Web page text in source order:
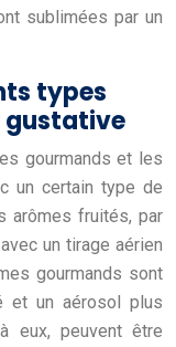
sublimées par un
types
gustative
gourmands et les
un certain type de
arômes fruités, par
un tirage aérien
gourmands sont
et un aérosol plus
eux, peuvent être